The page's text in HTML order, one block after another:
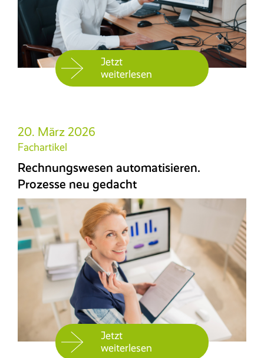
Jetzt
weiterlesen
Jetzt
weiterlesen
20. März 2026
Fachartikel
Rechnungswesen automatisieren.
Prozesse neu gedacht